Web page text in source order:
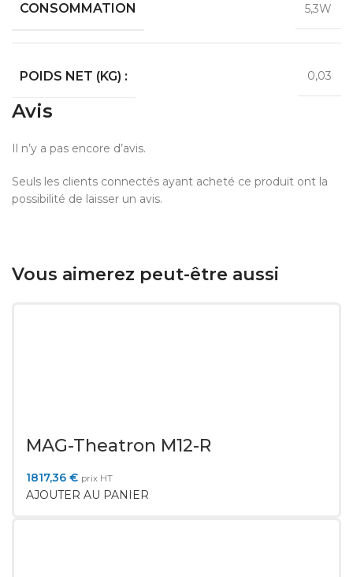
CONSOMMATION 5,3W
POIDS NET (KG) : 0,03
Avis
Il n’y a pas encore d’avis.
Seuls les clients connectés ayant acheté ce produit ont la
possibilité de laisser un avis.
Vous aimerez peut-être aussi
MAG-Theatron M12-R
1817,36 € prix HT
AJOUTER AU PANIER